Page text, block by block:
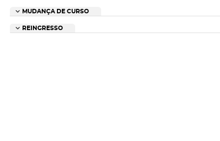
MUDANÇA DE CURSO
REINGRESSO